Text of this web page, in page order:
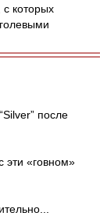
которых
после
эти «говном»